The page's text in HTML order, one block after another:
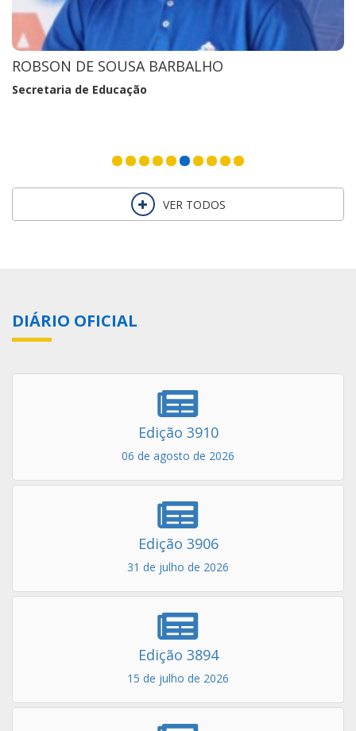
ROBSON DE SOUSA BARBALHO
Secretaria de Educação
VER TODOS
DIÁRIO OFICIAL
Edição 3910
06 de agosto de 2026
Edição 3906
31 de julho de 2026
Edição 3894
15 de julho de 2026